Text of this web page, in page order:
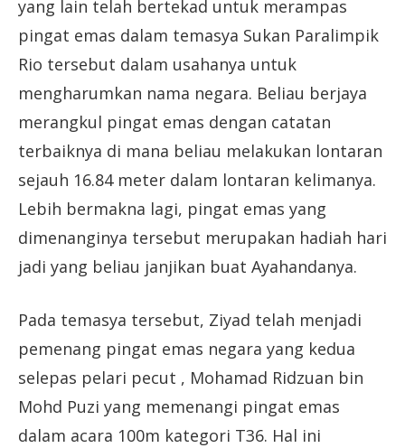
yang lain telah bertekad untuk merampas
pingat emas dalam temasya Sukan Paralimpik
Rio tersebut dalam usahanya untuk
mengharumkan nama negara. Beliau berjaya
merangkul pingat emas dengan catatan
terbaiknya di mana beliau melakukan lontaran
sejauh 16.84 meter dalam lontaran kelimanya.
Lebih bermakna lagi, pingat emas yang
dimenanginya tersebut merupakan hadiah hari
jadi yang beliau janjikan buat Ayahandanya.
Pada temasya tersebut, Ziyad telah menjadi
pemenang pingat emas negara yang kedua
selepas pelari pecut , Mohamad Ridzuan bin
Mohd Puzi yang memenangi pingat emas
dalam acara 100m kategori T36. Hal ini